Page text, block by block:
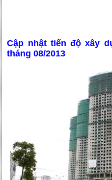
Cập nhật tiến độ xây
tháng 08/2013